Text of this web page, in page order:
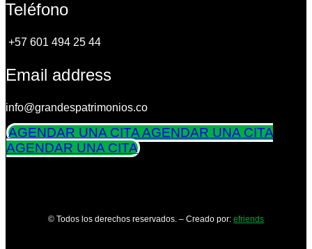
Teléfono
+57 601 494 25 44
Email address
info@grandespatrimonios.co
AGENDAR UNA CITAAGENDAR UNA CITA
AGENDAR UNA CITA
© Todos los derechos reservados. – Creado por: efriends